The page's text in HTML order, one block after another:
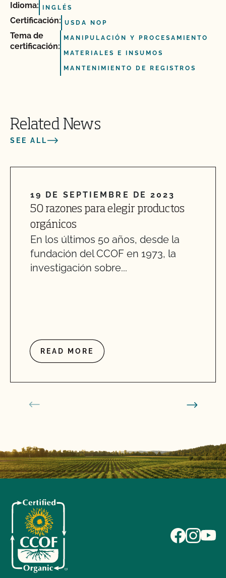
Idioma: INGLÉS
Certificación: USDA NOP
Tema de
certificación:
MANIPULACIÓN Y PROCESAMIENTO
MATERIALES E INSUMOS
MANTENIMIENTO DE REGISTROS
Related News
SEE ALL
19 DE SEPTIEMBRE DE 2023
50 razones para elegir productos
orgánicos
En los últimos 50 años, desde la
fundación del CCOF en 1973, la
investigación sobre...
READ MORE